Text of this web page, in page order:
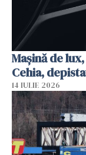
Mașină de
Cehia,
14 IULIE 2026